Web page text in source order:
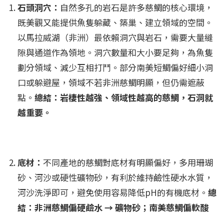
石頭洞穴： 自然多孔的岩石是許多慈鯛的核心環境，
既美觀又能提供魚隻躲藏、築巢、建立領域的空間。
以馬拉威湖（非洲）最依賴洞穴與岩石，需要大量縫
隙與通道作為領地。洞穴數量和大小要足夠，為魚隻
劃分領域、減少互相打鬥。部分南美短鯛偏好細小洞
口或躲避屋，領域不若非洲慈鯛明顯，但仍需遮蔽
點。 ​總結：岩棲性越強、領域性越高的慈鯛，石洞就
越重要。
底材： 不同產地的慈鯛對底材有明顯偏好，多用珊瑚
砂、河沙或硬性礦物砂，有利於維持鹼性硬水水質，
河沙洗淨即可，避免使用容易降低pH的有機底材。 ​總
結：非洲慈鯛偏硬鹼水 → 礦物砂；南美慈鯛偏軟酸